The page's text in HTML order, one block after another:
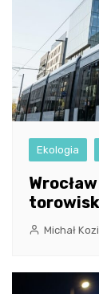
Ekologia
Michał